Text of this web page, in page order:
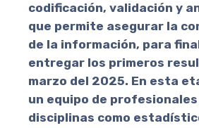
codificación, validación y
que permite asegurar la
de la información, para
entregar los primeros
marzo del 2025. En esta
un equipo de
disciplinas como